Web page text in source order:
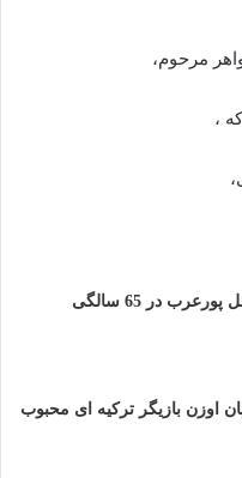
مرحوم،
،
در 65 سالگی
اوزن بازیگر ترکیه ای محبوب